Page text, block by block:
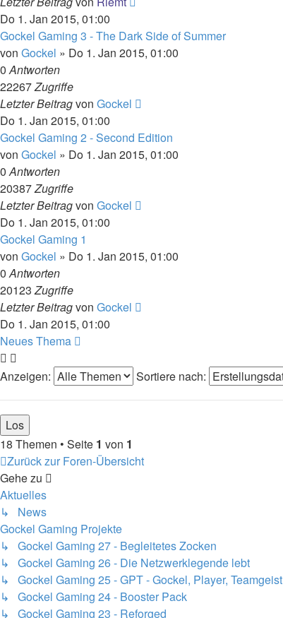
Do 1. Jan 2015, 01:00
Gockel Gaming 3 - The Dark Side of Summer
von Gockel » Do 1. Jan 2015, 01:00
0Antworten
22267Zugriffe
Letzter Beitragvon Gockel
Do 1. Jan 2015, 01:00
Gockel Gaming 2 - Second Edition
von Gockel » Do 1. Jan 2015, 01:00
0Antworten
20387Zugriffe
Letzter Beitragvon Gockel
Do 1. Jan 2015, 01:00
Gockel Gaming 1
von Gockel » Do 1. Jan 2015, 01:00
0Antworten
20123Zugriffe
Letzter Beitragvon Gockel
Do 1. Jan 2015, 01:00
Neues Thema
Anzeigen: Sortiere nach:
18 Themen • Seite 1 von 1
Zurück zur Foren-Übersicht
Gehe zu
Aktuelles
↳ News
Gockel Gaming Projekte
↳ Gockel Gaming 27 - Begleitetes Zocken
↳ Gockel Gaming 26 - Die Netzwerklegende lebt
↳ Gockel Gaming 25 - GPT - Gockel, Player, Teamgeist
↳ Gockel Gaming 24 - Booster Pack
↳ Gockel Gaming 23 - Reforged